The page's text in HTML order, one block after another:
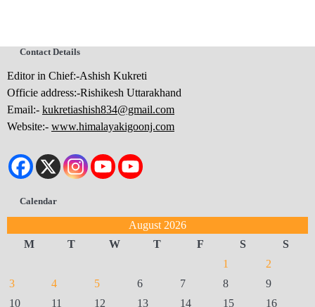
Contact Details
Editor in Chief:-Ashish Kukreti
Officie address:-Rishikesh Uttarakhand
Email:- kukretiashish834@gmail.com
Website:- www.himalayakigoonj.com
Calendar
August 2026
M
T W T F S
S
1
2
3
4 5 6 7 8
9
10
11 12 13 14 15
16